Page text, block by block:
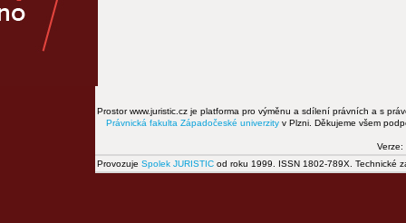
Prostor www.juristic.cz je platforma pro výměnu a sdílení právních a s
Právnická fakulta Západočeské univerzity v Plzni. Děkujeme všem
Verze:
Provozuje Spolek JURISTIC od roku 1999. ISSN 1802-789X. Technické